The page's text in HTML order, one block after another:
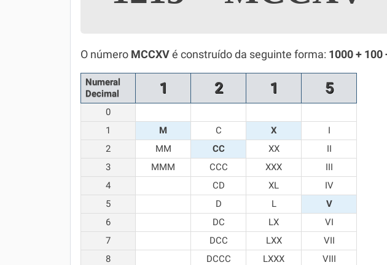
Química
Todos os Exercícios
O número MCCXV é construído da seguinte forma: 1000 + 100
Numeral
Decimal
1 2 1 5
0
1
M C X
I
2
MM CC XX
II
3
MMM CCC XXX
III
4
CD XL
IV
5
D L
V
6
DC LX
VI
7
DCC LXX
VII
8
DCCC LXXX
VIII